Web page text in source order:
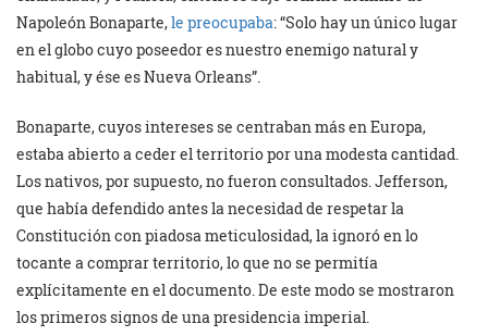
Napoleón Bonaparte,le preocupaba: “Solo hay un único lugar
en el globo cuyo poseedor es nuestro enemigo natural y
habitual, y ése es Nueva Orleans”.
Bonaparte, cuyos intereses se centraban más en Europa,
estaba abierto a ceder el territorio por una modesta cantidad.
Los nativos, por supuesto, no fueron consultados. Jefferson,
que había defendido antes la necesidad de respetar la
Constitución con piadosa meticulosidad, la ignoró en lo
tocante a comprar territorio, lo que no se permitía
explícitamente en el documento. De este modo se mostraron
los primeros signos de una presidencia imperial.